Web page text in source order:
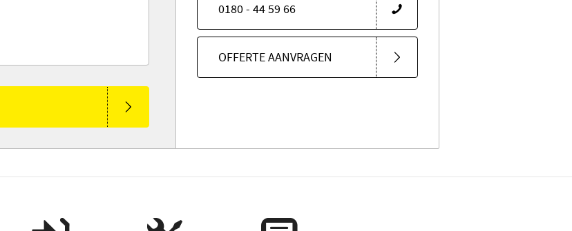
0180 - 44 59 66
OFFERTE AANVRAGEN